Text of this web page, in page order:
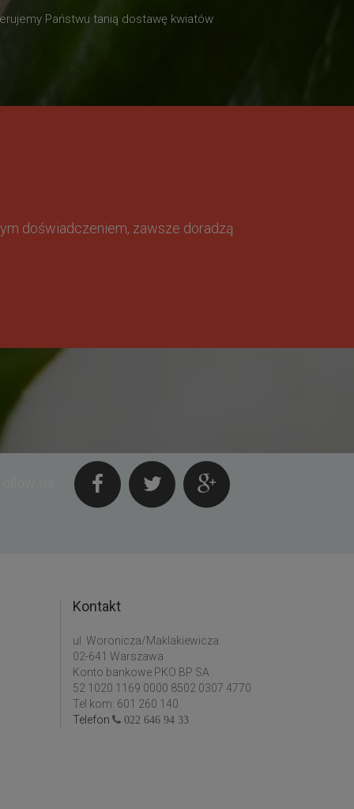
Państwu tanią dostawę kwiatów
doświadczeniem, zawsze doradzą
Kontakt
ul. Woronicza/Maklakiewicza
02-641 Warszawa
Konto bankowe PKO BP SA :
52 1020 1169 0000 8502 0307 4770
Tel kom: 601 260 140
Telefon
022 646 94 33